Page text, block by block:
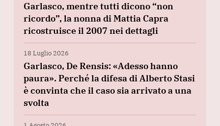
Garlasco, mentre tutti dicono “non
ricordo”, la nonna di Mattia Capra
ricostruisce il 2007 nei dettagli
18 Luglio 2026
Garlasco, De Rensis: «Adesso hanno
paura». Perché la difesa di Alberto Stasi
è convinta che il caso sia arrivato a una
svolta